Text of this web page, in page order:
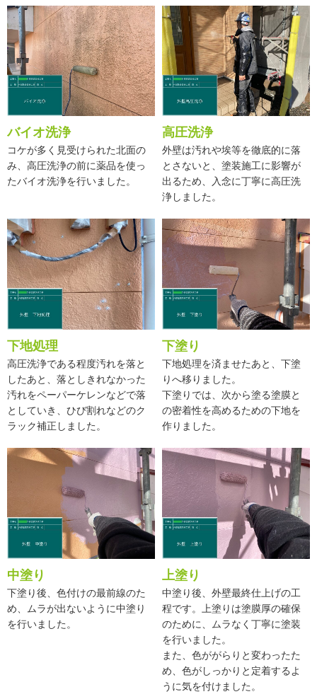
バイオ洗浄
コケが多く見受けられた北面の
み、高圧洗浄の前に薬品を使っ
たバイオ洗浄を行いました。
高圧洗浄
外壁は汚れや埃等を徹底的に落
とさないと、塗装施工に影響が
出るため、入念に丁寧に高圧洗
浄しました。
下地処理
高圧洗浄である程度汚れを落と
したあと、落としきれなかった
汚れをペーパーケレンなどで落
としていき、ひび割れなどのク
ラック補正しました。
下塗り
下地処理を済ませたあと、下塗
りへ移りました。
下塗りでは、次から塗る塗膜と
の密着性を高めるための下地を
作りました。
中塗り
下塗り後、色付けの最前線のた
め、ムラが出ないように中塗り
を行いました。
上塗り
中塗り後、外壁最終仕上げの工
程です。上塗りは塗膜厚の確保
のために、ムラなく丁寧に塗装
を行いました。
また、色ががらりと変わったた
め、色がしっかりと定着するよ
うに気を付けました。